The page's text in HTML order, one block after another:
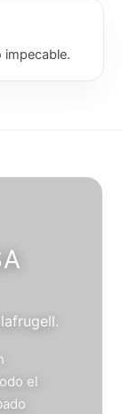
impecable.
el